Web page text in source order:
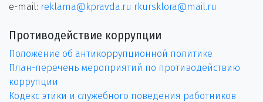
e-mail: reklama@kpravda.ru rkursklora@mail.ru
Противодействие коррупции
Положение об антикоррупционной политике
План-перечень мероприятий по противодействию
коррупции
Кодекс этики и служебного поведения работников